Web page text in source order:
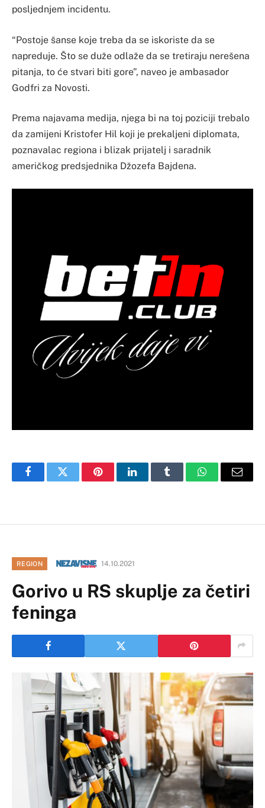
posljednjem incidentu.
“Postoje šanse koje treba da se iskoriste da se
napreduje. Što se duže odlaže da se tretiraju nerešena
pitanja, to će stvari biti gore”, naveo je ambasador
Godfri za Novosti.
Prema najavama medija, njega bi na toj poziciji trebalo
da zamijeni Kristofer Hil koji je prekaljeni diplomata,
poznavalac regiona i blizak prijatelj i saradnik
američkog predsjednika Džozefa Bajdena.
FacebookTwitter PinterestLinkedInTumblr WhatsAppEmail
REGION 14.10.2021
Gorivo u RS skuplje za četiri
feninga